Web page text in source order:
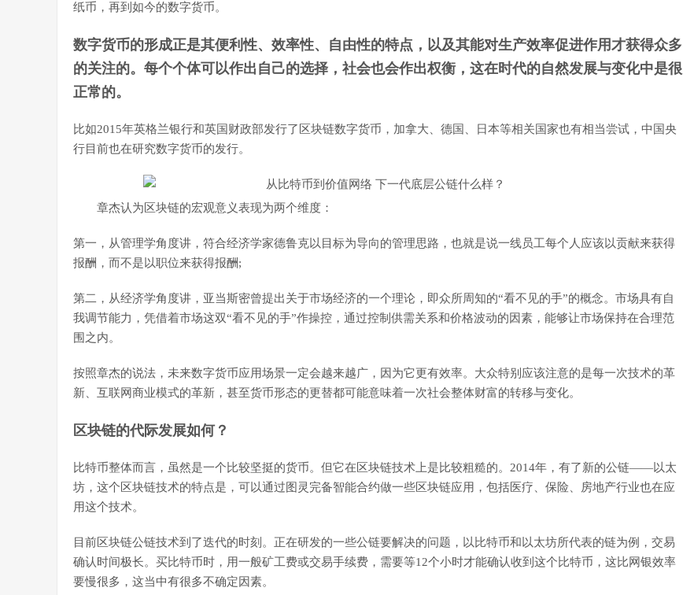
纸币，再到如今的数字货币。
数字货币的形成正是其便利性、效率性、自由性的特点，以及其能对生产效率促进作用才获得众多
的关注的。每个个体可以作出自己的选择，社会也会作出权衡，这在时代的自然发展与变化中是很
正常的。
比如2015年英格兰银行和英国财政部发行了区块链数字货币，加拿大、德国、日本等相关国家也有相当尝试，中国央
行目前也在研究数字货币的发行。
章杰认为区块链的宏观意义表现为两个维度：
第一，从管理学角度讲，符合经济学家德鲁克以目标为导向的管理思路，也就是说一线员工每个人应该以贡献来获得
报酬，而不是以职位来获得报酬;
第二，从经济学角度讲，亚当斯密曾提出关于市场经济的一个理论，即众所周知的“看不见的手”的概念。市场具有自
我调节能力，凭借着市场这双“看不见的手”作操控，通过控制供需关系和价格波动的因素，能够让市场保持在合理范
围之内。
按照章杰的说法，未来数字货币应用场景一定会越来越广，因为它更有效率。大众特别应该注意的是每一次技术的革
新、互联网商业模式的革新，甚至货币形态的更替都可能意味着一次社会整体财富的转移与变化。
区块链的代际发展如何？
比特币整体而言，虽然是一个比较坚挺的货币。但它在区块链技术上是比较粗糙的。2014年，有了新的公链——以太
坊，这个区块链技术的特点是，可以通过图灵完备智能合约做一些区块链应用，包括医疗、保险、房地产行业也在应
用这个技术。
目前区块链公链技术到了迭代的时刻。正在研发的一些公链要解决的问题，以比特币和以太坊所代表的链为例，交易
确认时间极长。买比特币时，用一般矿工费或交易手续费，需要等12个小时才能确认收到这个比特币，这比网银效率
要慢很多，这当中有很多不确定因素。